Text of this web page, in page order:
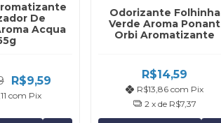
De
Acqua
R$9,59
com Pix
Odorizante Folhinha
Verde Aroma Ponant
Orbi Aromatizante
R$14,59
R$13,86com Pix
2 x de R$7,37